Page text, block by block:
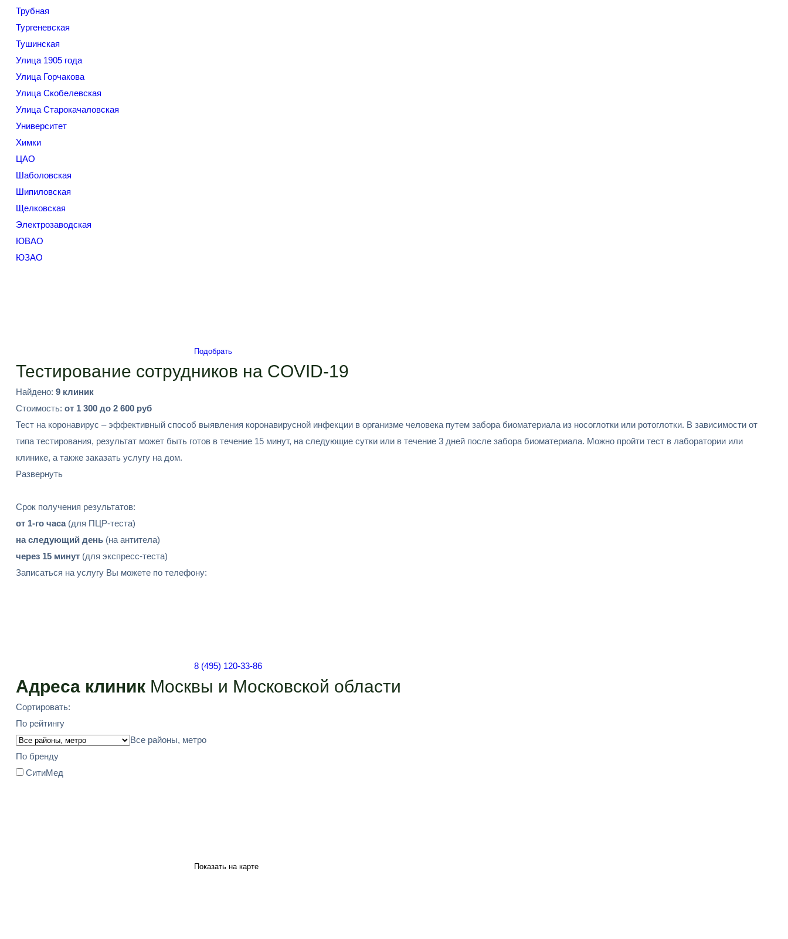
Трубная
Тургеневская
Тушинская
Улица 1905 года
Улица Горчакова
Улица Скобелевская
Улица Старокачаловская
Университет
Химки
ЦАО
Шаболовская
Шипиловская
Щелковская
Электрозаводская
ЮВАО
ЮЗАО
Подобрать
Тестирование сотрудников на COVID-19
Найдено: 9 клиник
Стоимость: от 1 300 до 2 600 руб
Тест на коронавирус – эффективный способ выявления коронавирусной инфекции в организме человека путем забора биоматериала из носоглотки или ротоглотки. В зависимости от
типа тестирования, результат может быть готов в течение 15 минут, на следующие сутки или в течение 3 дней после забора биоматериала. Можно пройти тест в лаборатории или
клинике, а также заказать услугу на дом.
Развернуть
Срок получения результатов:
от 1-го часа(для ПЦР-теста)
на следующий день (на антитела)
через 15 минут (для экспресс-теста)
Записаться на услугу Вы можете по телефону:
8 (495) 120-33-86
Адреса клиник Москвы и Московской области
Сортировать:
По рейтингу
Все районы, метро
По бренду
СитиМед
Показать на карте